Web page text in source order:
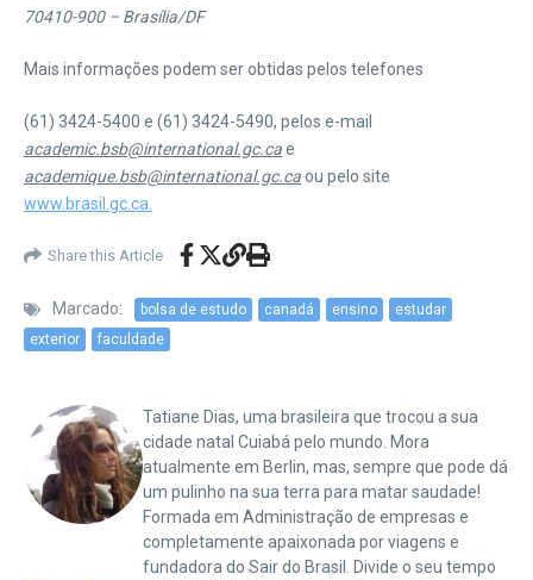
70410-900 – Brasília/DF
Mais informações podem ser obtidas pelos telefones
(61) 3424-5400 e (61) 3424-5490, pelos e-mail
academic.bsb@international.gc.cae
academique.bsb@international.gc.caou pelo site
www.brasil.gc.ca.
Share this Article
Marcado: bolsa de estudo canadá ensino
estudar
exterior
faculdade
Tatiane Dias, uma brasileira que trocou a sua
cidade natal Cuiabá pelo mundo. Mora
atualmente em Berlin, mas, sempre que pode dá
um pulinho na sua terra para matar saudade!
Formada em Administração de empresas e
completamente apaixonada por viagens e
fundadora do Sair do Brasil. Divide o seu tempo